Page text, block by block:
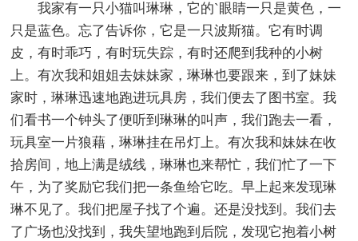
我家有一只小猫叫琳琳，它的`眼睛一只是黄色，一
只是蓝色。忘了告诉你，它是一只波斯猫。它有时调
皮，有时乖巧，有时玩失踪，有时还爬到我种的小树
上。有次我和姐姐去妹妹家，琳琳也要跟来，到了妹妹
家时，琳琳迅速地跑进玩具房，我们便去了图书室。我
们看书一个钟头了便听到琳琳的叫声，我们跑去一看，
玩具室一片狼藉，琳琳挂在吊灯上。有次我和妹妹在收
拾房间，地上满是绒线，琳琳也来帮忙，我们忙了一下
午，为了奖励它我们把一条鱼给它吃。早上起来发现琳
琳不见了。我们把屋子找了个遍。还是没找到。我们去
了广场也没找到，我失望地跑到后院，发现它抱着小树